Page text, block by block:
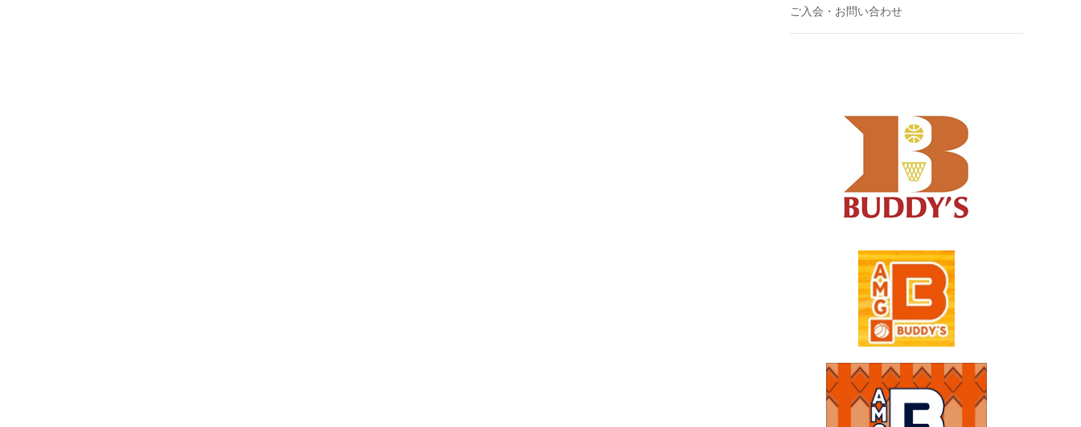
ご入会・お問い合わせ